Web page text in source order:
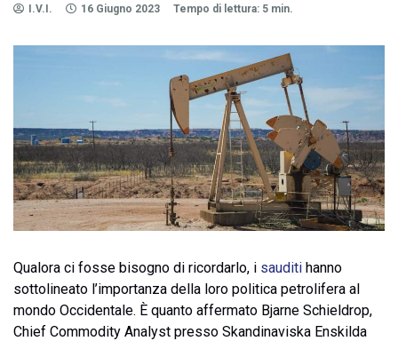
I.V.I. 16 Giugno 2023 Tempo di lettura: 5 min.
Qualora ci fosse bisogno di ricordarlo, i sauditi hanno
sottolineato l’importanza della loro politica petrolifera al
mondo Occidentale. È quanto affermato Bjarne Schieldrop,
Chief Commodity Analyst presso Skandinaviska Enskilda